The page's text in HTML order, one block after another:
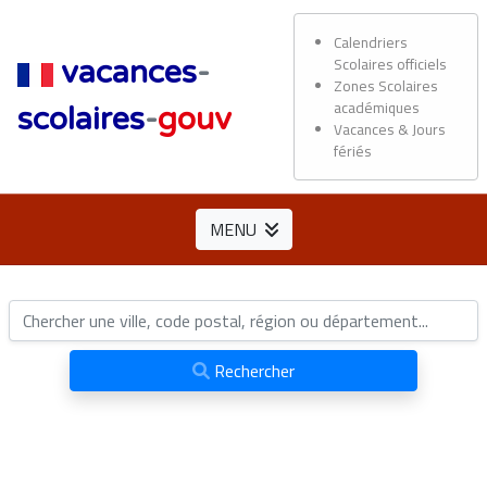
vacances-
scolaires-gouv
Calendriers
Scolaires officiels
Zones Scolaires
académiques
Vacances & Jours
fériés
MENU
Rechercher